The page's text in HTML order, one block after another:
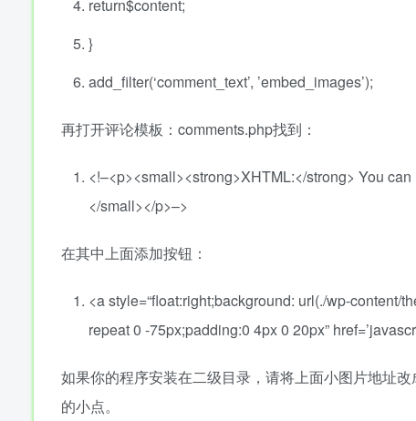
return$content;
}
add_filter(‘comment_text’, ’embed_images’);
再打开评论模板：comments.php找到：
<!–<p><small><strong>XHTML:</strong> You can
</small></p>–>
在其中上面添加按钮：
<a style=“float:right;background: url(./wp-
repeat 0 -75px;padding:0 4px 0 20px”
如果你的程序安装在二级目录，请将上面小图片地址
的小点。